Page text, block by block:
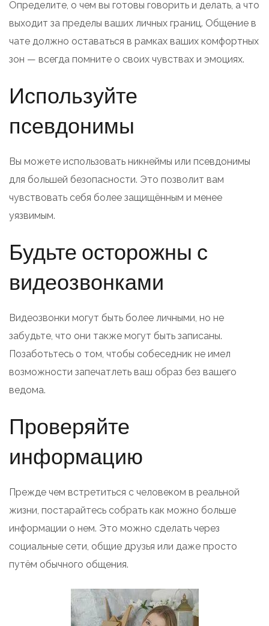
Определите, о чем вы готовы говорить и делать, а что
выходит за пределы ваших личных границ. Общение в
чате должно оставаться в рамках ваших комфортных
зон — всегда помните о своих чувствах и эмоциях.
Используйте
псевдонимы
Вы можете использовать никнеймы или псевдонимы
для большей безопасности. Это позволит вам
чувствовать себя более защищённым и менее
уязвимым.
Будьте осторожны с
видеозвонками
Видеозвонки могут быть более личными, но не
забудьте, что они также могут быть записаны.
Позаботьтесь о том, чтобы собеседник не имел
возможности запечатлеть ваш образ без вашего
ведома.
Проверяйте
информацию
Прежде чем встретиться с человеком в реальной
жизни, постарайтесь собрать как можно больше
информации о нем. Это можно сделать через
социальные сети, общие друзья или даже просто
путём обычного общения.